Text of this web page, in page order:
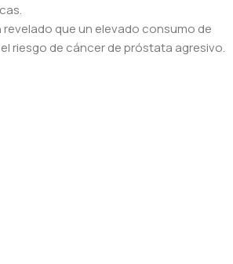
que un elevado consumo de
riesgo de cáncer de próstata agresivo.